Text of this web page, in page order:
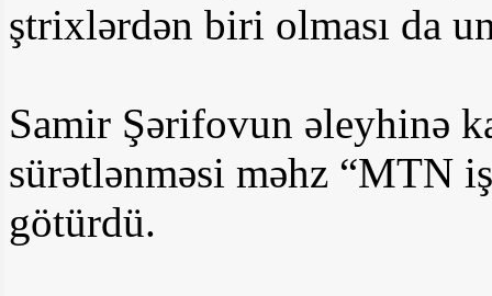
ştrixlərdən biri olması da
Samir Şərifovun əleyhinə
sürətlənməsi məhz “MTN
götürdü.